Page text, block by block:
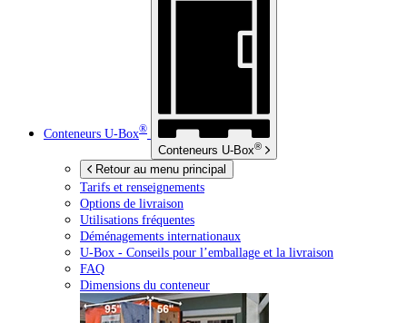
Conteneurs U-Box®
Conteneurs U-Box®
Retour au menu principal
Tarifs et renseignements
Options de livraison
Utilisations fréquentes
Déménagements internationaux
U-Box - Conseils pour l’emballage et la livraison
FAQ
Dimensions du conteneur